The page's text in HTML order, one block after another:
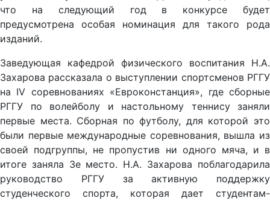
предусмотрена особая номинация для такого рода
изданий.
Захарова рассказала о выступлении спортсменов РГГУ
на IV соревнованиях «Евроконстанция», где сборные
РГГУ по волейболу и настольному теннису заняли
первые места. Сборная по футболу, для которой это
были первые международные соревнования, вышла из
своей подгруппы, не пропустив ни одного мяча, и в
итоге заняла 3е место. Н.А. Захарова поблагодарила
руководство РГГУ за активную поддержку
студенческого спорта, которая дает студентам-
спортсменам получать образование и продолжать